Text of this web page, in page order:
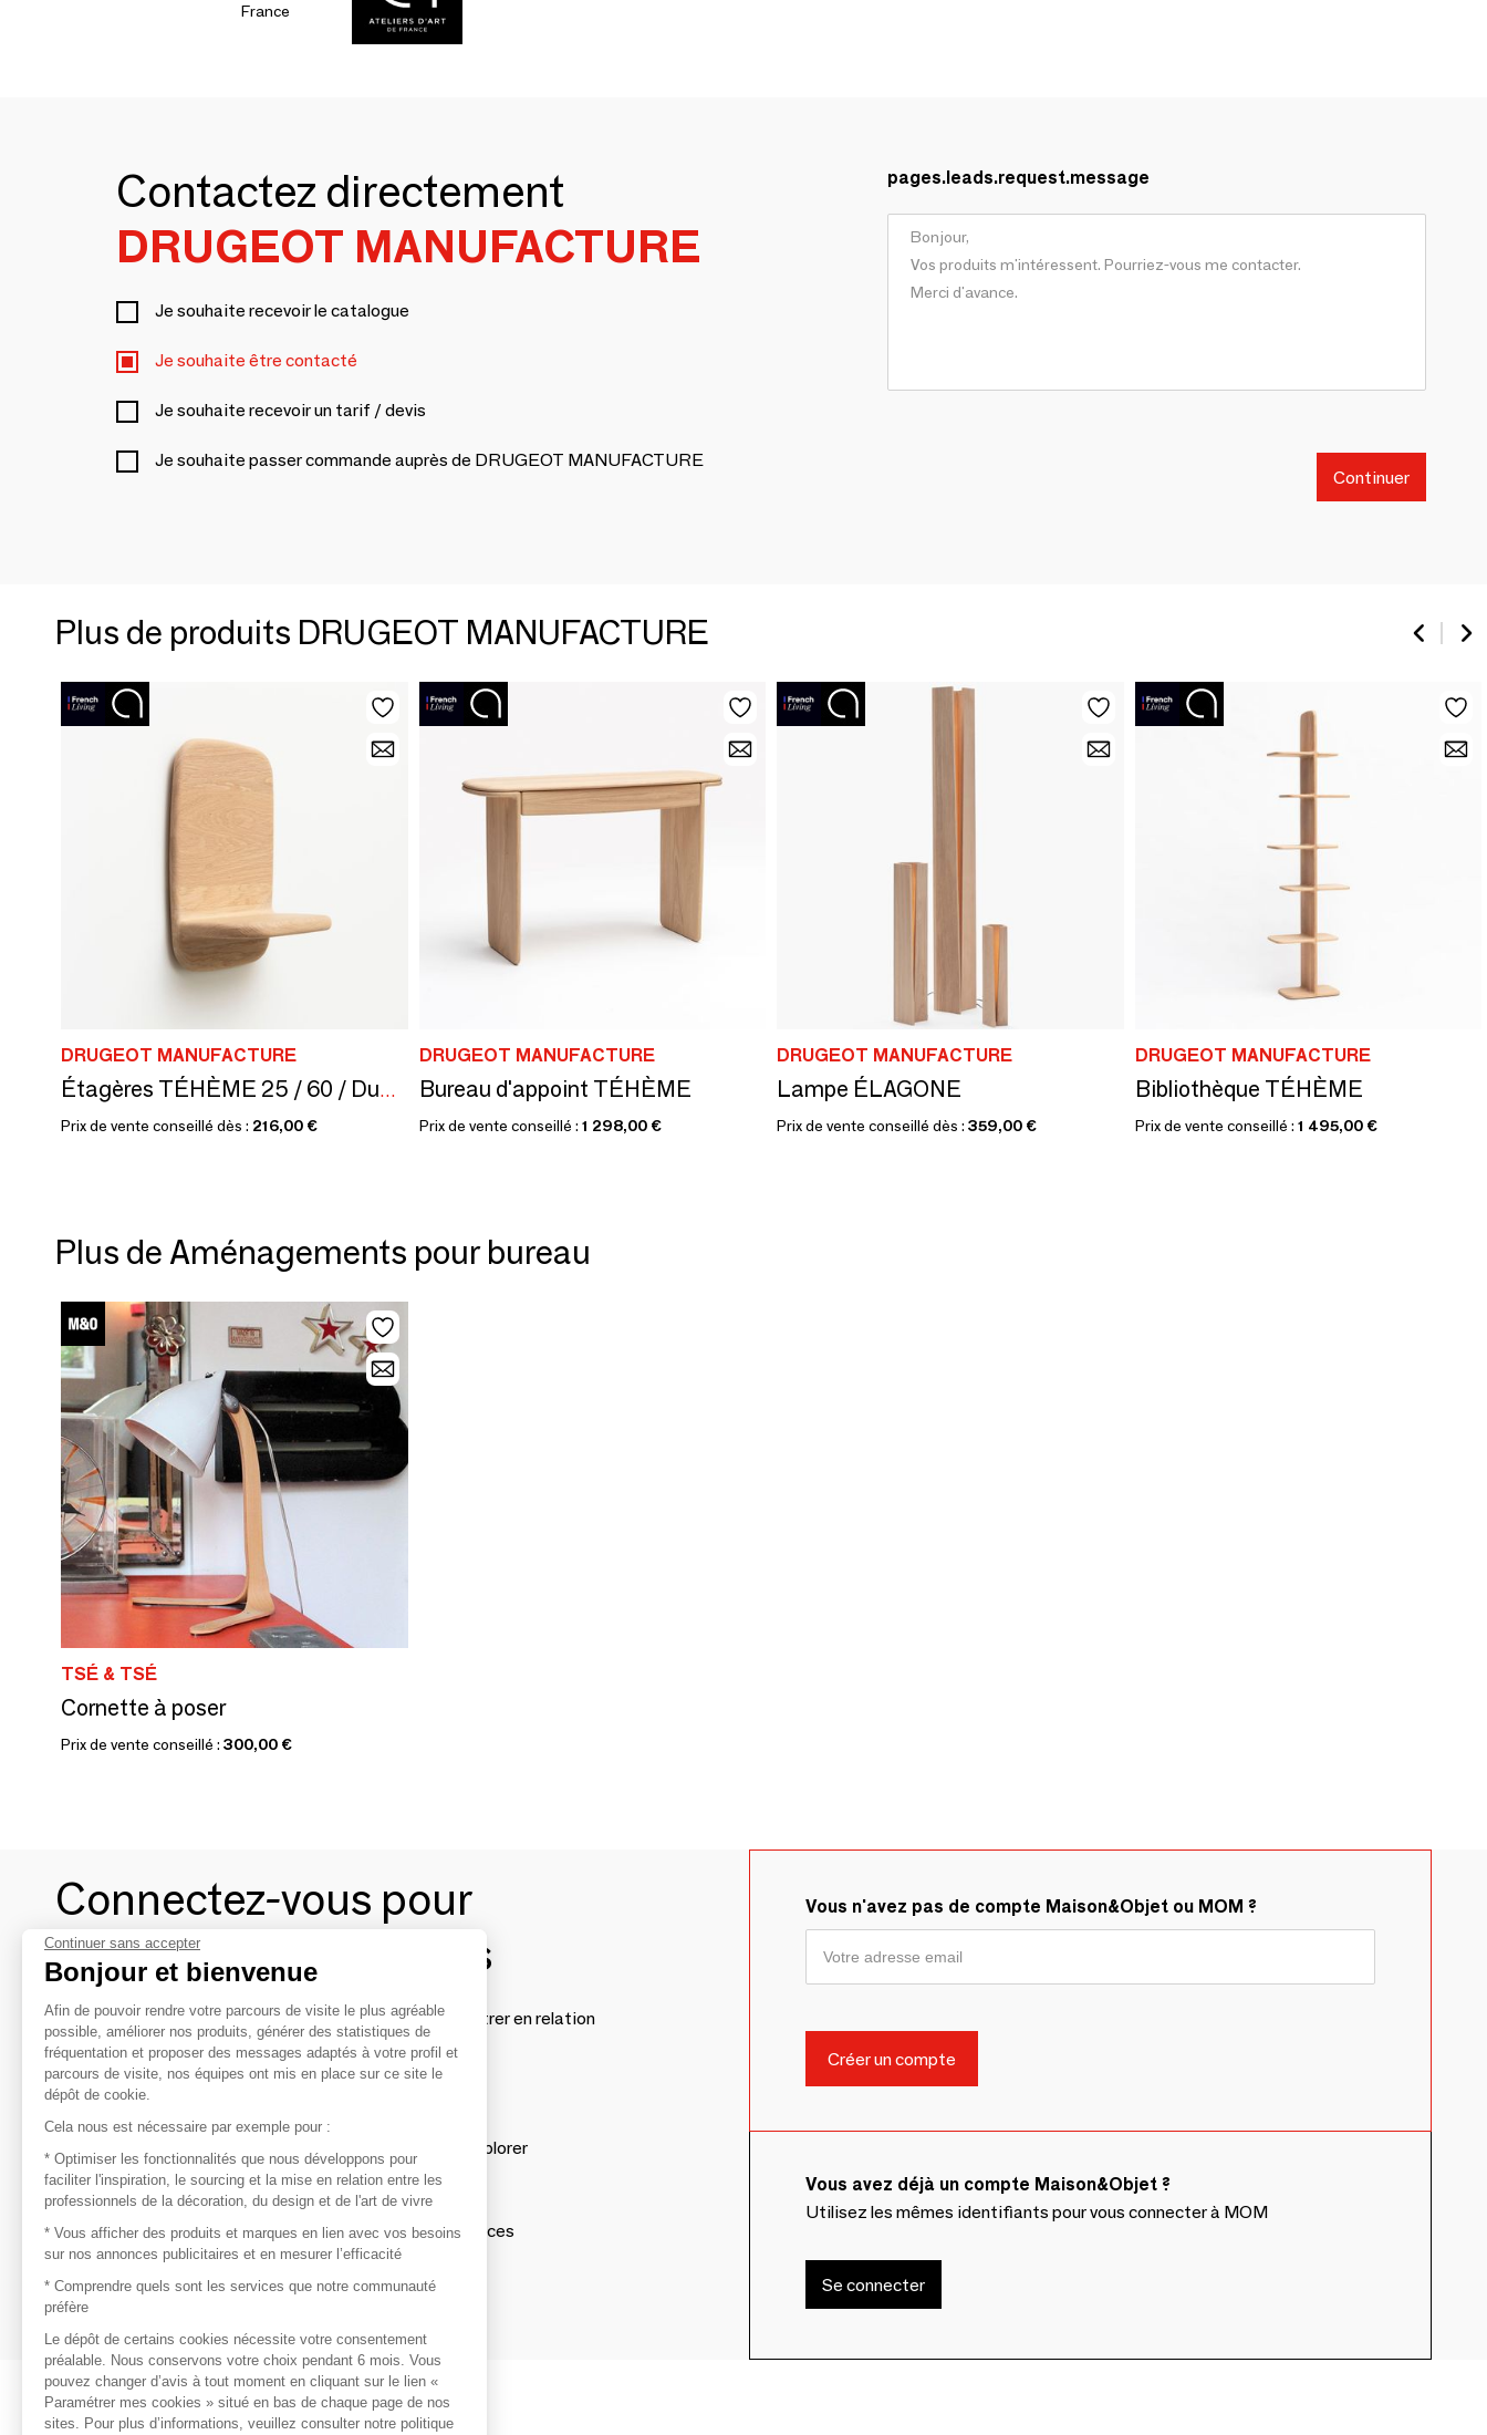
France
Contactez directement
DRUGEOT MANUFACTURE
Je souhaite recevoir le catalogue
Je souhaite être contacté
Je souhaite recevoir un tarif / devis
Je souhaite passer commande auprès de DRUGEOT MANUFACTURE
pages.leads.request.message
Continuer
Plus de produits DRUGEOT MANUFACTURE
DRUGEOT MANUFACTURE
Étagères TÉHÈME 25 / 60 / Duo et Trio
Prix de vente conseillé dès : 216,00 €
DRUGEOT MANUFACTURE
Bureau d'appoint TÉHÈME
Prix de vente conseillé : 1 298,00 €
DRUGEOT MANUFACTURE
Lampe ÉLAGONE
Prix de vente conseillé dès : 359,00 €
DRUGEOT MANUFACTURE
Bibliothèque TÉHÈME
Prix de vente conseillé : 1 495,00 €
Plus de Aménagements pour bureau
TSÉ & TSÉ
Cornette à poser
Prix de vente conseillé : 300,00 €
Connectez-vous pour
contacter les marques
Afin de profiter au mieux de l'expérience MOM et de rentrer en relation
avec vos marques préférées, créez-vous un compte.
Découvrir
Les produits de milliers de fournisseurs à explorer
S'inspirer
Inspiration et sélections de produits tendances
Contacter
Vous n'avez pas de compte Maison&Objet ou MOM ?
Vous avez déjà un compte Maison&Objet ?
Utilisez les mêmes identifiants pour vous connecter à MOM
Se connecter
Continuer sans accepter
Bonjour et bienvenue
Afin de pouvoir rendre votre parcours de visite le plus agréable
possible, améliorer nos produits, générer des statistiques de
fréquentation et proposer des messages adaptés à votre profil et
parcours de visite, nos équipes ont mis en place sur ce site le
dépôt de cookie.
Cela nous est nécessaire par exemple pour :
* Optimiser les fonctionnalités que nous développons pour
faciliter l'inspiration, le sourcing et la mise en relation entre les
professionnels de la décoration, du design et de l'art de vivre
* Vous afficher des produits et marques en lien avec vos besoins
sur nos annonces publicitaires et en mesurer l’efficacité
* Comprendre quels sont les services que notre communauté
préfère
Le dépôt de certains cookies nécessite votre consentement
préalable. Nous conservons votre choix pendant 6 mois. Vous
pouvez changer d’avis à tout moment en cliquant sur le lien «
Paramétrer mes cookies » situé en bas de chaque page de nos
sites. Pour plus d’informations, veuillez consulter notre politique